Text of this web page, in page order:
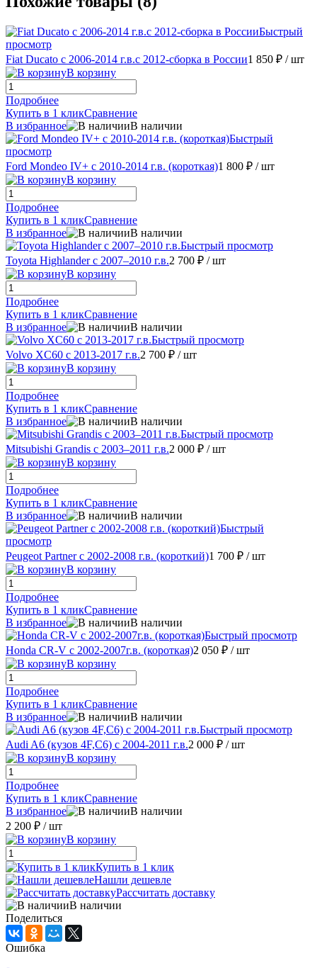
Быстрый
просмотр
Fiat Ducato с 2006-2014 г.в.с 2012-сборка в России1 850 ₽ / шт
В корзину
Подробнее
Купить в 1 кликСравнение
В избранное
В наличии
Быстрый
просмотр
Ford Mondeo IV+ с 2010-2014 г.в. (короткая)1 800 ₽ / шт
В корзину
Подробнее
Купить в 1 кликСравнение
В избранное
В наличии
Быстрый просмотр
Toyota Highlander с 2007–2010 г.в.2 700 ₽ / шт
В корзину
Подробнее
Купить в 1 кликСравнение
В избранное
В наличии
Быстрый просмотр
Volvo XC60 с 2013-2017 г.в.2 700 ₽ / шт
В корзину
Подробнее
Купить в 1 кликСравнение
В избранное
В наличии
Быстрый просмотр
Mitsubishi Grandis с 2003–2011 г.в.2 000 ₽ / шт
В корзину
Подробнее
Купить в 1 кликСравнение
В избранное
В наличии
Быстрый
просмотр
Peugeot Partner с 2002-2008 г.в. (короткий)1 700 ₽ / шт
В корзину
Подробнее
Купить в 1 кликСравнение
В избранное
В наличии
Быстрый просмотр
Honda CR-V с 2002-2007г.в. (короткая)2 050 ₽ / шт
В корзину
Подробнее
Купить в 1 кликСравнение
В избранное
В наличии
Быстрый просмотр
Audi A6 (кузов 4F,С6) с 2004-2011 г.в.2 000 ₽ / шт
В корзину
Подробнее
Купить в 1 кликСравнение
В избранное
В наличии
2 200 ₽ / шт
В корзину
Купить в 1 клик
Нашли дешевле
Рассчитать доставку
В наличии
Поделиться
Ошибка